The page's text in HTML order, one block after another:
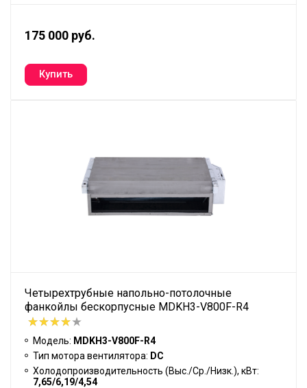
175 000 руб.
Четырехтрубные напольно-потолочные
фанкойлы бескорпусные MDKH3-V800F-R4
Модель: MDKH3-V800F-R4
Тип мотора вентилятора: DC
Холодопроизводительность (Выс./Ср./Низк.), кВт:
7,65/6,19/4,54